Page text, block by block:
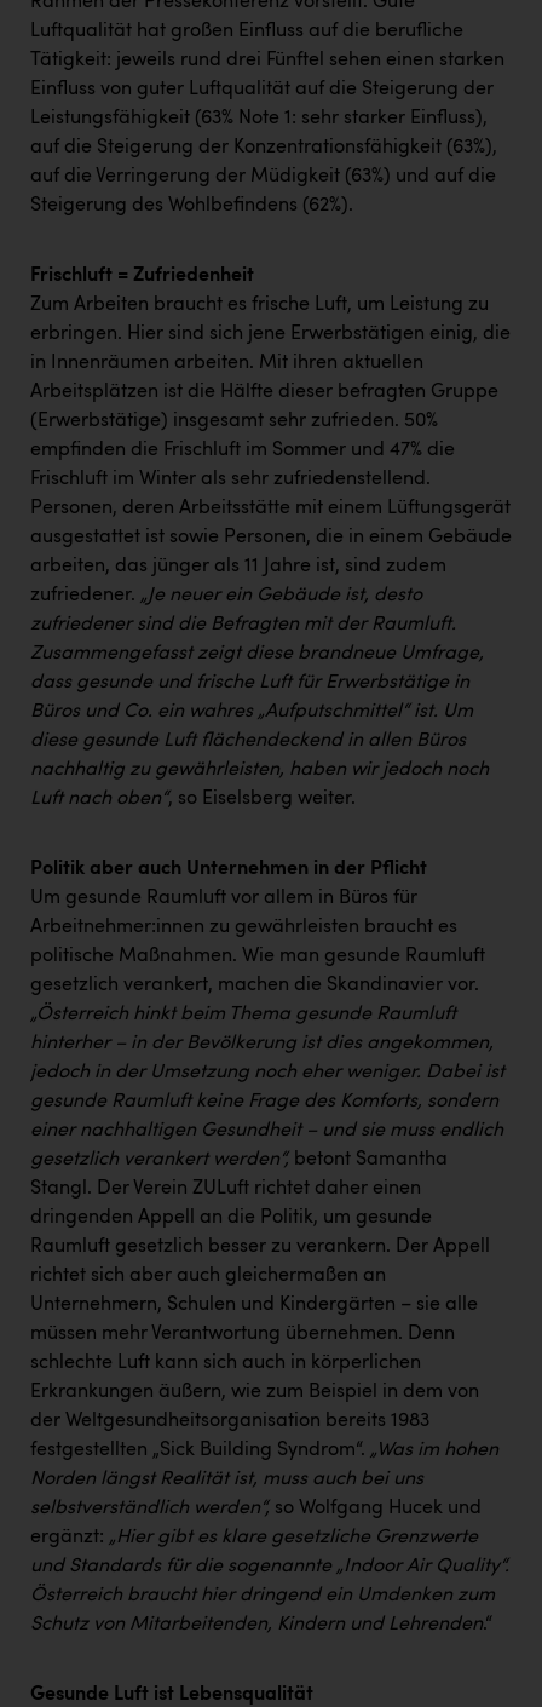
Dopgas
kunden basics
kontakt
Luftqualität hat großen Einfluss auf die berufliche
Tätigkeit: jeweils rund drei Fünftel sehen einen starken
Einfluss von guter Luftqualität auf die Steigerung der
Leistungsfähigkeit (63% Note 1: sehr starker Einfluss),
auf die Steigerung der Konzentrationsfähigkeit (63%),
auf die Verringerung der Müdigkeit (63%) und auf die
Steigerung des Wohlbefindens (62%).
Frischluft = Zufriedenheit
Zum Arbeiten braucht es frische Luft, um Leistung zu
erbringen. Hier sind sich jene Erwerbstätigen einig, die
in Innenräumen arbeiten. Mit ihren aktuellen
Arbeitsplätzen ist die Hälfte dieser befragten Gruppe
(Erwerbstätige) insgesamt sehr zufrieden. 50%
empfinden die Frischluft im Sommer und 47% die
Frischluft im Winter als sehr zufriedenstellend.
Personen, deren Arbeitsstätte mit einem Lüftungsgerät
ausgestattet ist sowie Personen, die in einem Gebäude
arbeiten, das jünger als 11 Jahre ist, sind zudem
zufriedener. „Je neuer ein Gebäude ist, desto
zufriedener sind die Befragten mit der Raumluft.
Zusammengefasst zeigt diese brandneue Umfrage,
dass gesunde und frische Luft für Erwerbstätige in
Büros und Co. ein wahres „Aufputschmittel“ ist. Um
diese gesunde Luft flächendeckend in allen Büros
nachhaltig zu gewährleisten, haben wir jedoch noch
Luft nach oben“, so Eiselsberg weiter.
Politik aber auch Unternehmen in der Pflicht
Um gesunde Raumluft vor allem in Büros für
Arbeitnehmer:innen zu gewährleisten braucht es
politische Maßnahmen. Wie man gesunde Raumluft
gesetzlich verankert, machen die Skandinavier vor.
„Österreich hinkt beim Thema gesunde Raumluft
hinterher – in der Bevölkerung ist dies angekommen,
jedoch in der Umsetzung noch eher weniger. Dabei ist
gesunde Raumluft keine Frage des Komforts, sondern
einer nachhaltigen Gesundheit – und sie muss endlich
gesetzlich verankert werden“, betont Samantha
Stangl. Der Verein ZULuft richtet daher einen
dringenden Appell an die Politik, um gesunde
Raumluft gesetzlich besser zu verankern. Der Appell
richtet sich aber auch gleichermaßen an
Unternehmern, Schulen und Kindergärten – sie alle
müssen mehr Verantwortung übernehmen. Denn
schlechte Luft kann sich auch in körperlichen
Erkrankungen äußern, wie zum Beispiel in dem von
der Weltgesundheitsorganisation bereits 1983
festgestellten „Sick Building Syndrom“. „Was im hohen
Norden längst Realität ist, muss auch bei uns
selbstverständlich werden“, so Wolfgang Hucek und
ergänzt: „Hier gibt es klare gesetzliche Grenzwerte
und Standards für die sogenannte „Indoor Air Quality“.
Österreich braucht hier dringend ein Umdenken zum
Schutz von Mitarbeitenden, Kindern und Lehrenden.“
Gesunde Luft ist Lebensqualität